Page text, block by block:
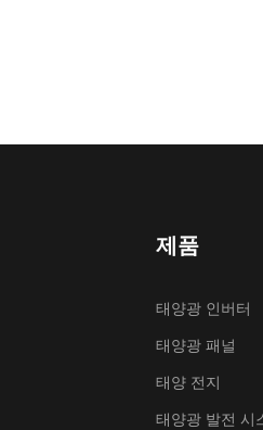
제품
태양광 인버터
태양광 패널
태양 전지
태양광 발전 시